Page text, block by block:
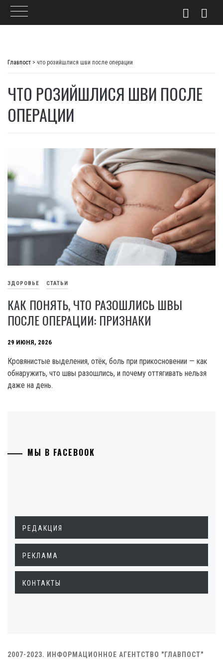
Главпост > что розийшлися шви после операции
ЧТО РОЗИЙШЛИСЯ ШВИ ПОСЛЕ
ОПЕРАЦИИ
ЗДОРОВЬЕ СТАТЬИ
КАК ПОНЯТЬ, ЧТО РАЗОШЛИСЬ ШВЫ
ПОСЛЕ ОПЕРАЦИИ: ПРИЗНАКИ
29 ИЮНЯ, 2026
Кровянистые выделения, отёк, боль при прикосновении — как
обнаружить, что швы разошлись, и почему оттягивать нельзя
даже на день.
МЫ В FACEBOOK
РЕДАКЦИЯ
РЕКЛАМА
КОНТАКТЫ
2007-2023. ИНФОРМАЦИОННОЕ АГЕНТСТВО "ГЛАВПОСТ"